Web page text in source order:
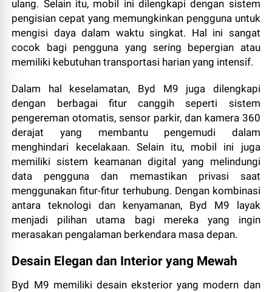
ulang. Selain itu, mobil ini dilengkapi dengan sistem
pengisian cepat yang memungkinkan pengguna untuk
mengisi daya dalam waktu singkat. Hal ini sangat
cocok bagi pengguna yang sering bepergian atau
memiliki kebutuhan transportasi harian yang intensif.
Dalam hal keselamatan, Byd M9 juga dilengkapi
dengan berbagai fitur canggih seperti sistem
pengereman otomatis, sensor parkir, dan kamera 360
derajat yang membantu pengemudi dalam
menghindari kecelakaan. Selain itu, mobil ini juga
memiliki sistem keamanan digital yang melindungi
data pengguna dan memastikan privasi saat
menggunakan fitur-fitur terhubung. Dengan kombinasi
antara teknologi dan kenyamanan, Byd M9 layak
menjadi pilihan utama bagi mereka yang ingin
merasakan pengalaman berkendara masa depan.
Desain Elegan dan Interior yang Mewah
Byd M9 memiliki desain eksterior yang modern dan